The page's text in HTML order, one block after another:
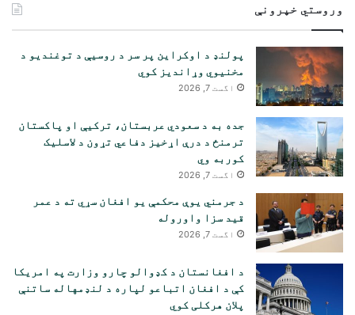
وروستي خپرونې
پولنډ د اوکراین پر سر د روسیې د توغندیو د
مخنیوي وړاندیز کوي
اگست 7, 2026
جده به د سعودي عربستان، ترکیې او پاکستان
ترمنځ د درې اړخیز دفاعي تړون د لاسلیک
کوربه وي
اگست 7, 2026
د جرمني یوې محکمې یو افغان سړي ته د عمر
قید سزا واوروله
اگست 7, 2026
د افغانستان د کډوالو چارو وزارت په امریکا
کې د افغان اتباعو لپاره د لنډمهاله ساتنې
پلان هرکلی کوي